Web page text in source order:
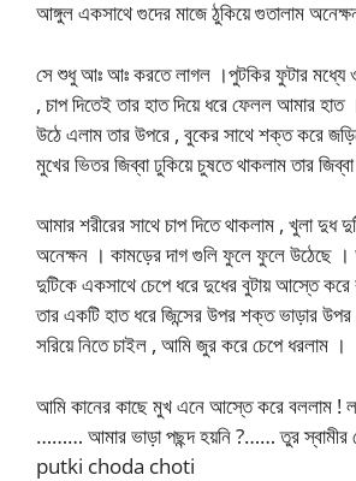
আঙ্গুল একসাথে গুদের মাজে ঠুকিয়ে গুতালাম
সে শুধু আঃ আঃ করতে লাগল ।পুটকির ফুটার মধ্যে
, চাপ দিতেই তার হাত দিয়ে ধরে ফেলল আমার
উঠে এলাম তার উপরে , বুকের সাথে শক্ত করে
মুখের ভিতর জিব্বা ঢুকিয়ে চুষতে থাকলাম তার
আমার শরীরের সাথে চাপ দিতে থাকলাম , খুলা দুধ
অনেক্ষন । কামড়ের দাগ গুলি ফুলে ফুলে উঠেছে
দুটিকে একসাথে চেপে ধরে দুধের বুটায় আস্তে করে
তার একটি হাত ধরে জিন্সের উপর শক্ত ভাড়ার
সরিয়ে নিতে চাইল , আমি জুর করে চেপে ধরলাম ।
আমি কানের কাছে মুখ এনে আস্তে করে বললাম !
……… আমার ভাড়া পছন্দ হয়নি ?…… তুর স্বামীর
putki choda choti